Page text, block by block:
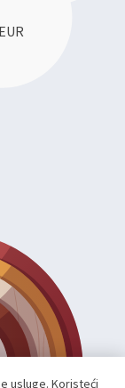
usluge. Koristeći